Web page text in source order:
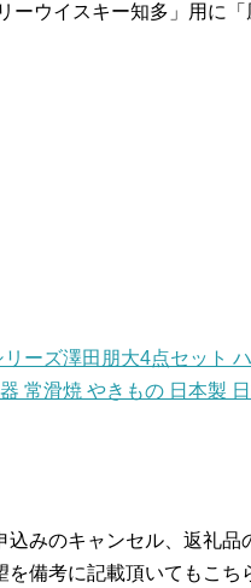
ーウイスキー知多」用に「
ーズ澤田朋大4点セット
常滑焼 やきもの 日本製
みのキャンセル、返礼品
備考に記載頂いてもこち